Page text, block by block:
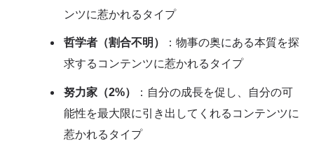
ンツに惹かれるタイプ
哲学者（割合不明）
：物事の奥にある本質を探
求するコンテンツに惹かれるタイプ
努力家（2%）
：自分の成長を促し、自分の可
能性を最大限に引き出してくれるコンテンツに
惹かれるタイプ